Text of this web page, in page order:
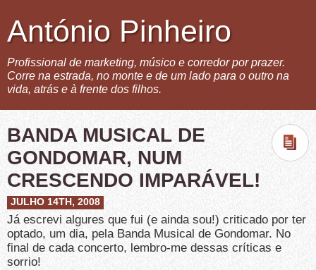
António Pinheiro
Profissional de marketing, músico e corredor por prazer.
Corre na estrada, no monte e de um lado para o outro na
vida, atrás e à frente dos filhos.
BANDA MUSICAL DE
GONDOMAR, NUM
CRESCENDO IMPARÁVEL!
JULHO 14TH, 2008
Já escrevi algures que fui (e ainda sou!) criticado por ter
optado, um dia, pela Banda Musical de Gondomar. No
final de cada concerto, lembro-me dessas críticas e
sorrio!